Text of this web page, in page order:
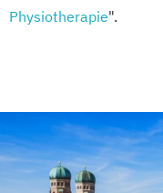
Physiotherapie".